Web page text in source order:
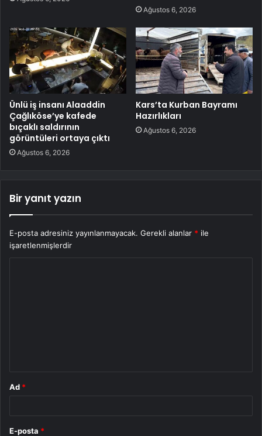
Ağustos 6, 2026
Ünlü iş insanı Alaaddin
Çağlıköse’ye kafede
bıçaklı saldırının
görüntüleri ortaya çıktı
Ağustos 6, 2026
Kars’ta Kurban Bayramı
Hazırlıkları
Ağustos 6, 2026
Bir yanıt yazın
E-posta adresiniz yayınlanmayacak. Gerekli alanlar * ile
işaretlenmişlerdir
Ad *
E-posta *